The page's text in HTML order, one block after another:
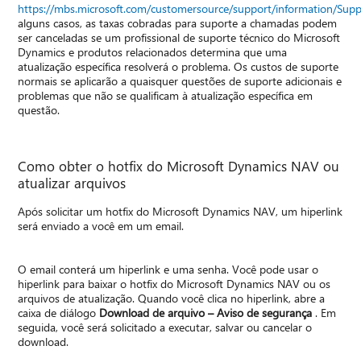
https://mbs.microsoft.com/customersource/support/information/
alguns casos, as taxas cobradas para suporte a chamadas podem
ser canceladas se um profissional de suporte técnico do Microsoft
Dynamics e produtos relacionados determina que uma
atualização específica resolverá o problema. Os custos de suporte
normais se aplicarão a quaisquer questões de suporte adicionais e
problemas que não se qualificam à atualização específica em
questão.
Como obter o hotfix do Microsoft Dynamics NAV ou
atualizar arquivos
Após solicitar um hotfix do Microsoft Dynamics NAV, um hiperlink
será enviado a você em um email.
O email conterá um hiperlink e uma senha. Você pode usar o
hiperlink para baixar o hotfix do Microsoft Dynamics NAV ou os
arquivos de atualização. Quando você clica no hiperlink, abre a
caixa de diálogo Download de arquivo – Aviso de segurança . Em
seguida, você será solicitado a executar, salvar ou cancelar o
download.